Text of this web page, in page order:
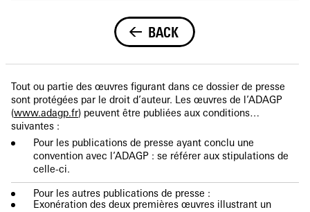
BACK
Tout ou partie des œuvres figurant dans ce dossier de presse
sont protégées par le droit d’auteur. Les œuvres de l’ADAGP
(www.adagp.fr) peuvent être publiées aux conditions
suivantes :
Pour les publications de presse ayant conclu une
convention avec l’ADAGP : se référer aux stipulations de
celle-ci.
Pour les autres publications de presse :
Exonération des deux premières œuvres illustrant un